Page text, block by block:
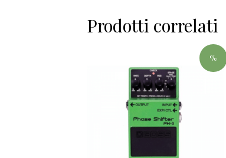
Prodotti correlati
%